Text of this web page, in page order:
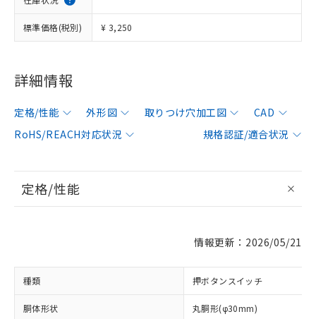
標準価格(税別) ¥ 3,250
詳細情報
定格/性能 外形図 取りつけ穴加工図
CAD
RoHS/REACH対応状況
規格認証/適合状況
定格/性能
情報更新：2026/05/21
種類 押ボタンスイッチ
胴体形状 丸胴形(φ30mm)